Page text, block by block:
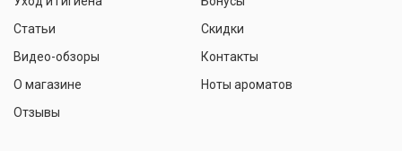
Статьи
Видео-обзоры
О магазине
Отзывы
Скидки
Контакты
Ноты ароматов